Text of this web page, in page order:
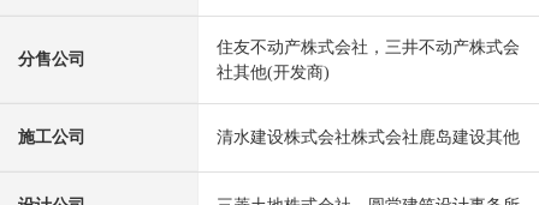
分售公司
住友不动产株式会社，三井不动产株式会
社其他(开发商)
施工公司 清水建设株式会社株式会社鹿岛建设其他